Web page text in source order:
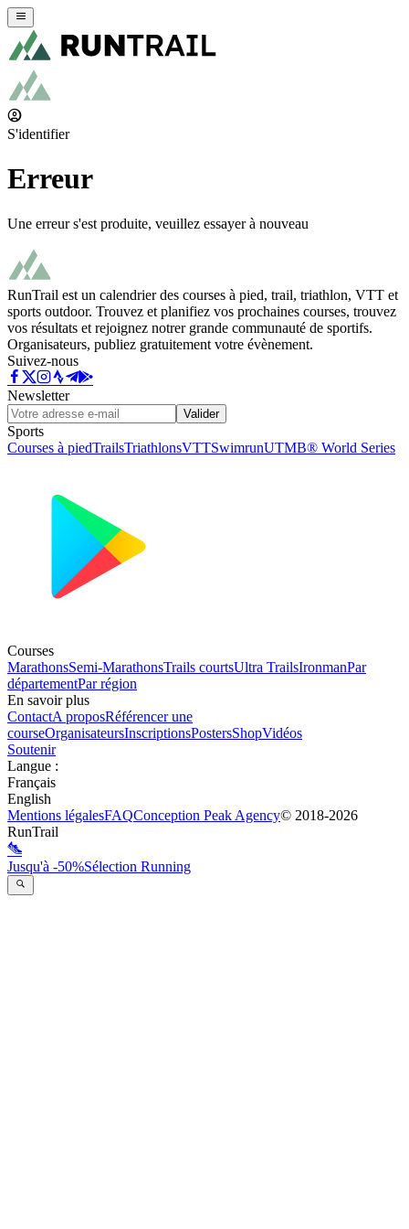
S'identifier
Erreur
Une erreur s'est produite, veuillez essayer à nouveau
RunTrail est un calendrier des courses à pied, trail, triathlon, VTT et
sports outdoor. Trouvez et planifiez vos prochaines courses, trouvez
vos résultats et rejoignez notrer grande communauté de sportifs.
Organisateurs, publiez gratuitement votre évènement.
Suivez-nous
Newsletter
Valider
Sports
Courses à piedTrailsTriathlonsVTTSwimrunUTMB® World Series
Courses
MarathonsSemi-MarathonsTrails courtsUltra TrailsIronmanPar
départementPar région
En savoir plus
ContactA proposRéférencer une
courseOrganisateursInscriptionsPostersShopVidéos
Soutenir
Langue :
Français
English
Mentions légalesFAQConception Peak Agency© 2018-2026
RunTrail
Jusqu'à -50%Sélection Running